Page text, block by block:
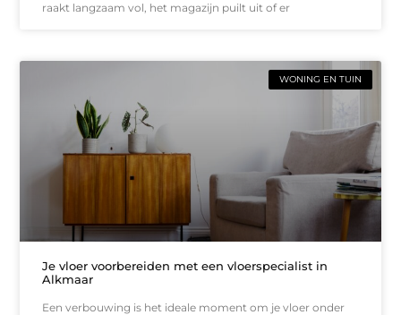
raakt langzaam vol, het magazijn puilt uit of er
WONING EN TUIN
Je vloer voorbereiden met een vloerspecialist in
Alkmaar
Een verbouwing is het ideale moment om je vloer onder